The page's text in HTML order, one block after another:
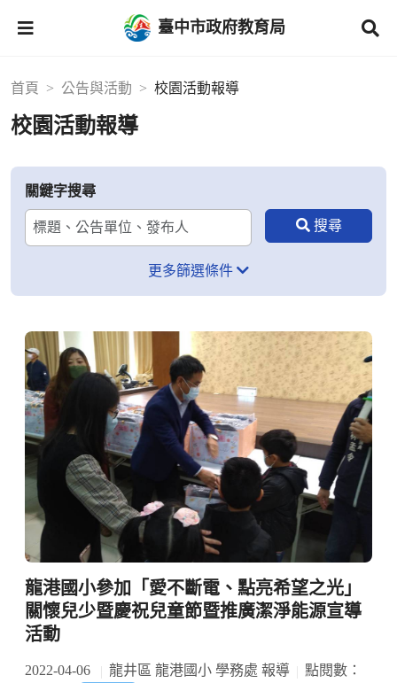
臺中市政府教育局
首頁 公告與活動 校園活動報導
校園活動報導
關鍵字搜尋
更多篩選條件
龍港國小參加「愛不斷電、點亮希望之光」
關懷兒少暨慶祝兒童節暨推廣潔淨能源宣導
活動
2022-04-06 龍井區 龍港國小 學務處 報導
點閱數：